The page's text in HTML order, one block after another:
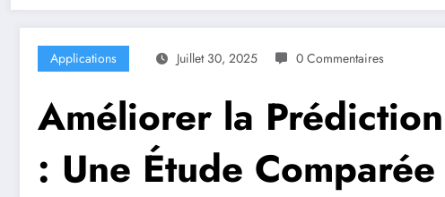
Applications Juillet 30, 2025 0 Commentaires
Améliorer la
: Une Étude